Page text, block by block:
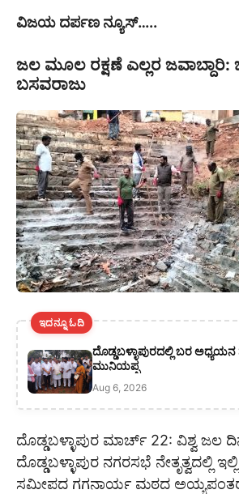
ವಿಜಯ ದರ್ಪಣ ನ್ಯೂಸ್…..
ಜಲ ಮೂಲ ರಕ್ಷಣೆ ಎಲ್ಲರ ಜವಾಬ್ದಾರಿ:
ಬಸವರಾಜು
ಇದನ್ನೂ ಓದಿ
ದೊಡ್ಡಬಳ್ಳಾಪುರದಲ್ಲಿ ಬರ
ಮುನಿಯಪ್ಪ
Aug 6, 2026
ದೊಡ್ಡಬಳ್ಳಾಪುರ ಮಾರ್ಚ್ 22: ವಿಶ್ವ ಜಲ
ದೊಡ್ಡಬಳ್ಳಾಪುರ ನಗರಸಭೆ ನೇತೃತ್ವದಲ್ಲಿ
ಸಮೀಪದ ಗಗನಾರ್ಯ ಮಠದ ಅಯ್ಯಪಂತರ